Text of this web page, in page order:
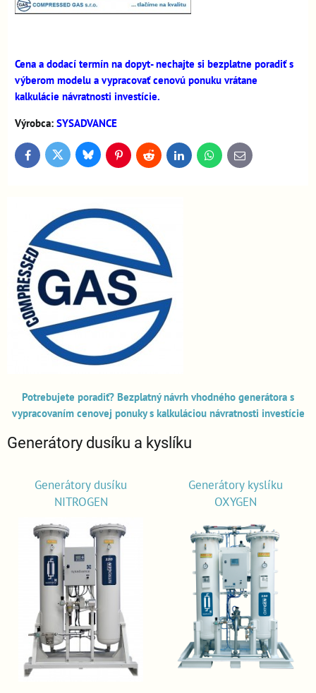
Cena a dodací termín na dopyt- nechajte si bezplatne poradiť s
výberom modelu a vypracovať cenovú ponuku vrátane
kalkulácie návratnosti investície.
Výrobca: SYSADVANCE
FacebookTwitter BlueskyPinterestReddit LinkedInWhatsApp
E-
mail
Potrebujete poradiť? Bezplatný návrh vhodného generátora s
vypracovaním cenovej ponuky s kalkuláciou návratnosti investície
Generátory dusíku a kyslíku
Generátory dusíku
NITROGEN
Generátory kyslíku
OXYGEN